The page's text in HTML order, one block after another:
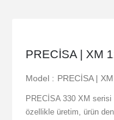
PRECİSA | XM
Model : PRECİSA |
PRECİSA 330 XM
özellikle üretim, ürün